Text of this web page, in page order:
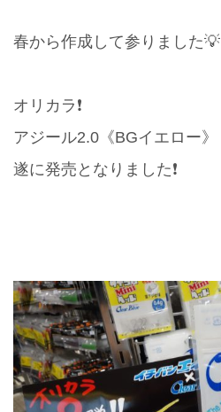
春から作成して参りました💡
オリカラ❗️
アジール2.0《BGイエロー》
遂に発売となりました❗️